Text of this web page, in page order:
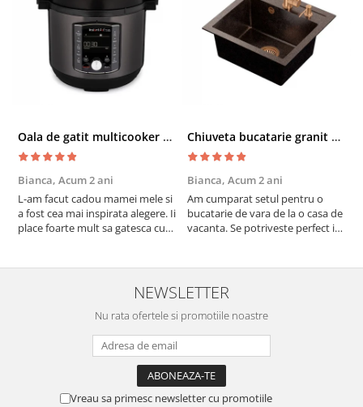
Oala de gatit multicooker 11 functii Instant Pot Pro Crisp 8 + Air Fryer 7.6 lt
Bianca, Acum 2 ani
L-am facut cadou mamei mele si
a fost cea mai inspirata alegere. Ii
place foarte mult sa gatesca cu
cratita...ma gandesc serios sa imi
cumpar si eu! Recomand mult !
Chiuveta bucatarie granit cu finisaj negru perlat/cupru Steingran Art Copper cu dozator si baterie Quadron
Bianca, Acum 2 ani
Am cumparat setul pentru o
bucatarie de vara de la o casa de
vacanta. Se potriveste perfect in
buna, recomand cu drag !
NEWSLETTER
Nu rata ofertele si promotiile noastre
Vreau sa primesc newsletter cu promotiile